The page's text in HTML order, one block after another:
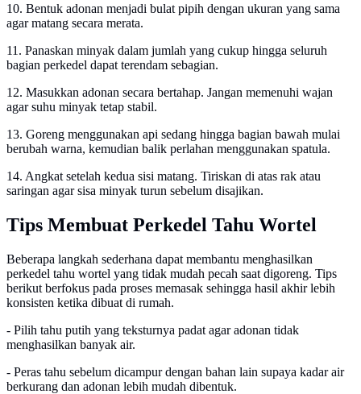
10. Bentuk adonan menjadi bulat pipih dengan ukuran yang sama
agar matang secara merata.
11. Panaskan minyak dalam jumlah yang cukup hingga seluruh
bagian perkedel dapat terendam sebagian.
12. Masukkan adonan secara bertahap. Jangan memenuhi wajan
agar suhu minyak tetap stabil.
13. Goreng menggunakan api sedang hingga bagian bawah mulai
berubah warna, kemudian balik perlahan menggunakan spatula.
14. Angkat setelah kedua sisi matang. Tiriskan di atas rak atau
saringan agar sisa minyak turun sebelum disajikan.
Tips Membuat Perkedel Tahu Wortel
Beberapa langkah sederhana dapat membantu menghasilkan
perkedel tahu wortel yang tidak mudah pecah saat digoreng. Tips
berikut berfokus pada proses memasak sehingga hasil akhir lebih
konsisten ketika dibuat di rumah.
- Pilih tahu putih yang teksturnya padat agar adonan tidak
menghasilkan banyak air.
- Peras tahu sebelum dicampur dengan bahan lain supaya kadar air
berkurang dan adonan lebih mudah dibentuk.